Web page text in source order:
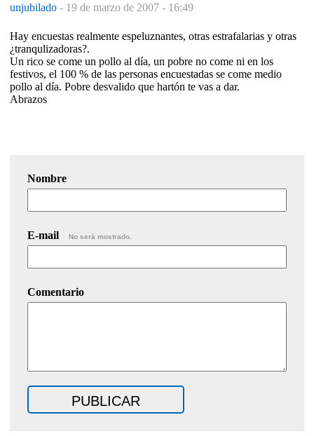
unjubilado - 19 de marzo de 2007 - 16:49
Hay encuestas realmente espeluznantes, otras estrafalarias y otras
¿tranqulizadoras?.
Un rico se come un pollo al día, un pobre no come ni en los
festivos, el 100 % de las personas encuestadas se come medio
pollo al día. Pobre desvalido que hartón te vas a dar.
Abrazos
Nombre
E-mail No será mostrado.
Comentario